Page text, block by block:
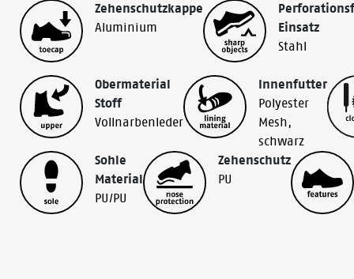
Zehenschutzkappe
Aluminium
Einsatz
Stahl
Obermaterial
Stoff
Vollnarbenleder
Innenfutter
Polyester
Mesh,
schwarz
Sohle
Material
PU/PU
Zehenschutz
PU